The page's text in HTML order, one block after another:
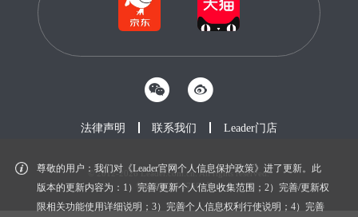
尊敬的用户：我们对《Leader官网个人信息保护政策》进了更新。此
版本的更新内容为：1）完善/更新个人信息收集范围；2）完善/更新权
限相关功能使用详细说明；3）完善个人信息权利行使说明；4）完善
法律声明 联系我们 Leader门店
© 2012-2026 Leader.com.cn. All rights reserved.
鲁ICP备20027604号-1